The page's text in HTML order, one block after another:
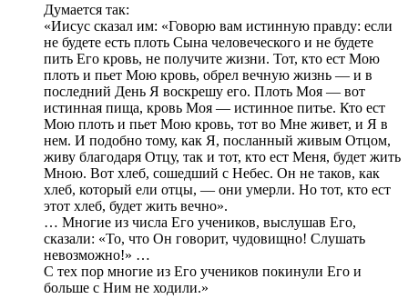
Думается так:
«Иисус сказал им: «Говорю вам истинную правду: если
не будете есть плоть Сына человеческого и не будете
пить Его кровь, не получите жизни. Тот, кто ест Мою
плоть и пьет Мою кровь, обрел вечную жизнь — и в
последний День Я воскрешу его. Плоть Моя — вот
истинная пища, кровь Моя — истинное питье. Кто ест
Мою плоть и пьет Мою кровь, тот во Мне живет, и Я в
нем. И подобно тому, как Я, посланный живым Отцом,
живу благодаря Отцу, так и тот, кто ест Меня, будет жить
Мною. Вот хлеб, сошедший с Небес. Он не таков, как
хлеб, который ели отцы, — они умерли. Но тот, кто ест
этот хлеб, будет жить вечно».
… Многие из числа Его учеников, выслушав Его,
сказали: «То, что Он говорит, чудовищно! Слушать
невозможно!» …
С тех пор многие из Его учеников покинули Его и
больше с Ним не ходили.»